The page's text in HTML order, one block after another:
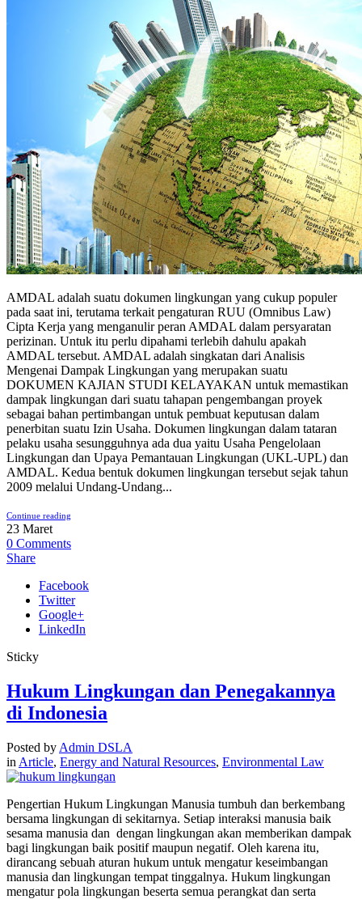
AMDAL adalah suatu dokumen lingkungan yang cukup populer
pada saat ini, terutama terkait pengaturan RUU (Omnibus Law)
Cipta Kerja yang menganulir peran AMDAL dalam persyaratan
perizinan. Untuk itu perlu dipahami terlebih dahulu apakah
AMDAL tersebut. AMDAL adalah singkatan dari Analisis
Mengenai Dampak Lingkungan yang merupakan suatu
DOKUMEN KAJIAN STUDI KELAYAKAN untuk memastikan
dampak lingkungan dari suatu tahapan pengembangan proyek
sebagai bahan pertimbangan untuk pembuat keputusan dalam
penerbitan suatu Izin Usaha. Dokumen lingkungan dalam tataran
pelaku usaha sesungguhnya ada dua yaitu Usaha Pengelolaan
Lingkungan dan Upaya Pemantauan Lingkungan (UKL-UPL) dan
AMDAL. Kedua bentuk dokumen lingkungan tersebut sejak tahun
2009 melalui Undang-Undang...
Continue reading
23 Maret
0 Comments
Share
Facebook
Twitter
Google+
LinkedIn
Sticky
Hukum Lingkungan dan Penegakannya
di Indonesia
Posted by Admin DSLA
in Article, Energy and Natural Resources, Environmental Law
Pengertian Hukum Lingkungan Manusia tumbuh dan berkembang
bersama lingkungan di sekitarnya. Setiap interaksi manusia baik
sesama manusia dan dengan lingkungan akan memberikan dampak
bagi lingkungan baik positif maupun negatif. Oleh karena itu,
dirancang sebuah aturan hukum untuk mengatur keseimbangan
manusia dan lingkungan tempat tinggalnya. Hukum lingkungan
mengatur pola lingkungan beserta semua perangkat dan serta